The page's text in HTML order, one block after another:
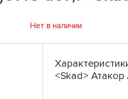
Нет в наличии
<Skad>